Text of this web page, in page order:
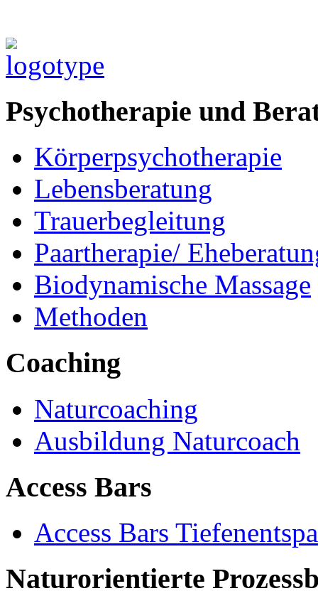
Psychotherapie und
Körperpsychotherapie
Lebensberatung
Trauerbegleitung
Paartherapie/
Biodynamische Massage
Methoden
Coaching
Naturcoaching
Ausbildung Naturcoach
Access Bars
Access Bars
Naturorientierte